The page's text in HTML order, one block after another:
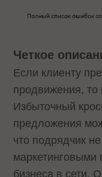
Четкое
Если клиенту
продвижения, то
Избыточный
предложения
что подрядчик
маркетинговыми
бизнеса в сети.